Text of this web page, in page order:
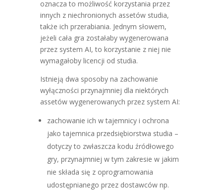
oznacza to możliwość korzystania przez
innych z niechronionych assetów studia,
także ich przerabiania. Jednym słowem,
jeżeli cała gra zostałaby wygenerowana
przez system AI, to korzystanie z niej nie
wymagałoby licencji od studia.
Istnieją dwa sposoby na zachowanie
wyłączności przynajmniej dla niektórych
assetów wygenerowanych przez system AI:
zachowanie ich w tajemnicy i ochrona
jako tajemnica przedsiębiorstwa studia –
dotyczy to zwłaszcza kodu źródłowego
gry, przynajmniej w tym zakresie w jakim
nie składa się z oprogramowania
udostępnianego przez dostawców np.